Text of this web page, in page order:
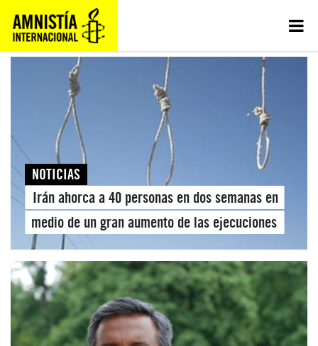
NOTICIAS
Irán ahorca a 40 personas en dos semanas en
medio de un gran aumento de las ejecuciones